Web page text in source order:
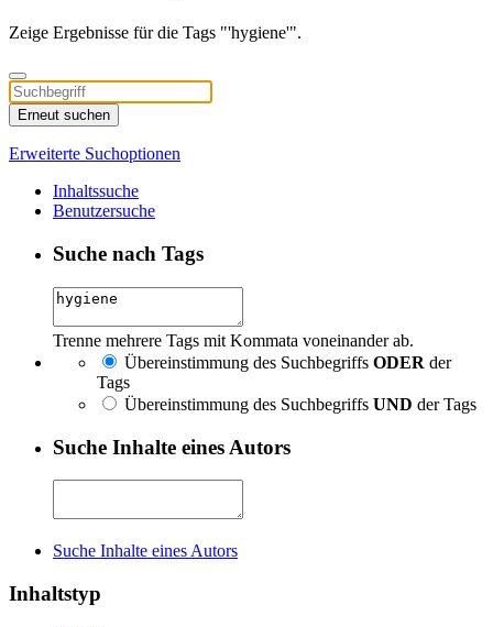
Zeige Ergebnisse für die Tags "'hygiene'".
Erneut suchen
Erweiterte Suchoptionen
Inhaltssuche
Benutzersuche
Suche nach Tags
Trenne mehrere Tags mit Kommata voneinander ab.
Übereinstimmung des Suchbegriffs ODER der
Tags
Übereinstimmung des Suchbegriffs UND der Tags
Suche Inhalte eines Autors
Suche Inhalte eines Autors
Inhaltstyp